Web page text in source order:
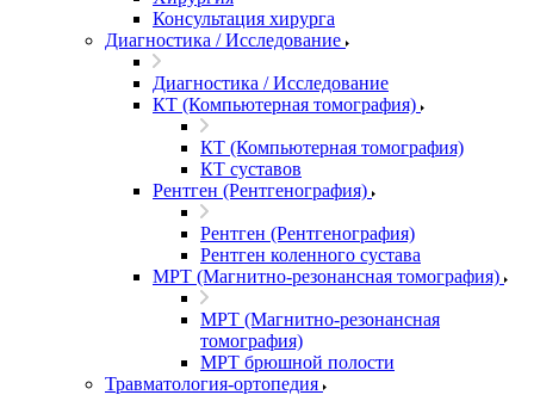
Консультация хирурга
Диагностика / Исследование
Диагностика / Исследование
КТ (Компьютерная томография)
КТ (Компьютерная томография)
КТ суставов
Рентген (Рентгенография)
Рентген (Рентгенография)
Рентген коленного сустава
МРТ (Магнитно-резонансная томография)
МРТ (Магнитно-резонансная
томография)
МРТ брюшной полости
Травматология-ортопедия